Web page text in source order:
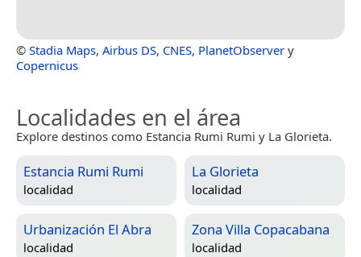
© Stadia Maps, Airbus DS, CNES, PlanetObserver y
Copernicus
Localidades en el área
Explore destinos como Estancia Rumi Rumi y La Glorieta.
Estancia Rumi Rumi
localidad
La Glorieta
localidad
Urbanización El Abra
localidad
Zona Villa Copacabana
localidad